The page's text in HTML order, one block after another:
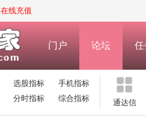
在线充值
门户 论坛 任
选股指标
手机指标
分时指标 综合指标 通达信